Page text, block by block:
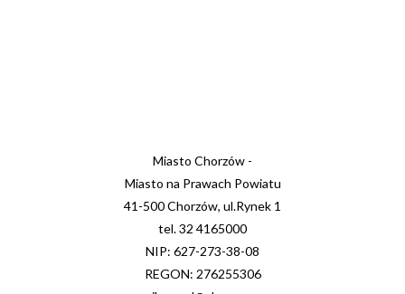
Miasto Chorzów -
Miasto na Prawach Powiatu
41-500 Chorzów, ul.Rynek 1
tel. 32 4165000
NIP: 627-273-38-08
REGON: 276255306